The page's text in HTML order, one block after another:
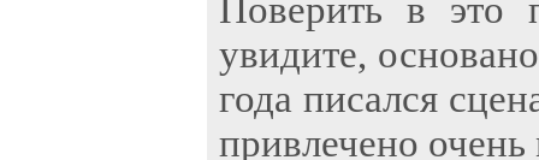
Поверить в это
увидите,
года писался
привлечено